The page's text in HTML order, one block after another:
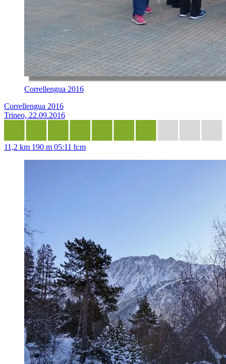
Correllengua 2016
Correllengua 2016
Trineo, 22.09.2016
11,2 km 190 m 05:11 h:m